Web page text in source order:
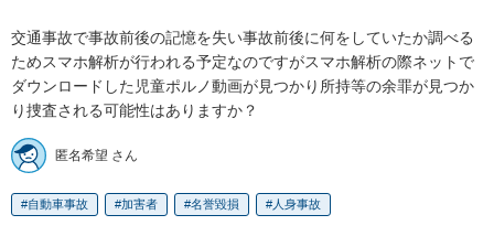
交通事故で事故前後の記憶を失い事故前後に何をしていたか調べる
ためスマホ解析が行われる予定なのですがスマホ解析の際ネットで
ダウンロードした児童ポルノ動画が見つかり所持等の余罪が見つか
り捜査される可能性はありますか？
匿名希望 さん
自動車事故 加害者 名誉毀損 人身事故